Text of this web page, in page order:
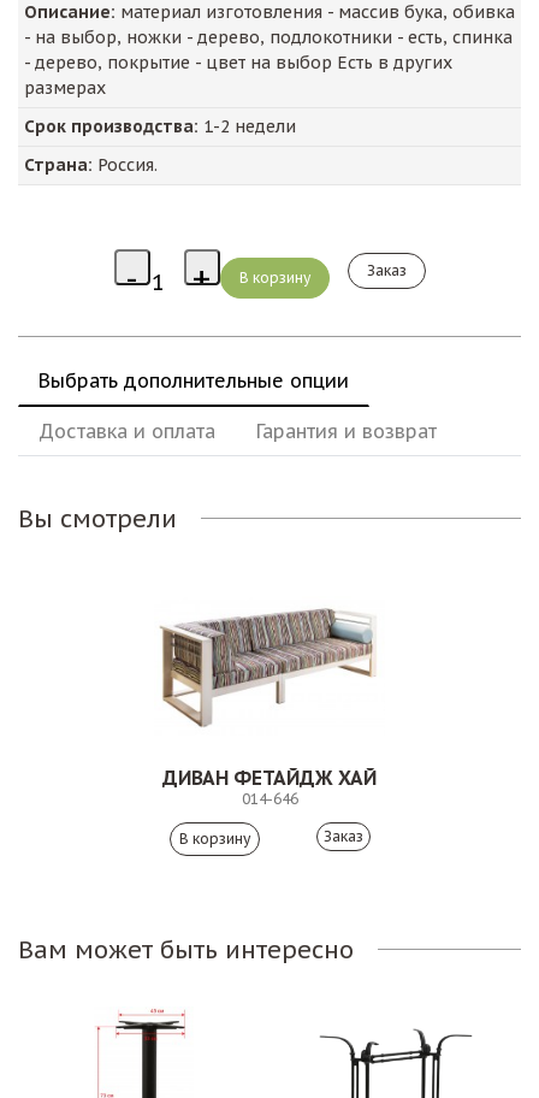
Описание: материал изготовления - массив бука, обивка
- на выбор, ножки - дерево, подлокотники - есть, спинка
- дерево, покрытие - цвет на выбор Есть в других
размерах
Срок производства: 1-2 недели
Страна: Россия.
Заказ
Выбрать дополнительные опции
Доставка и оплата Гарантия и возврат
Вы смотрели
ДИВАН ФЕТАЙДЖ ХАЙ
014-646
Заказ
Вам может быть интересно